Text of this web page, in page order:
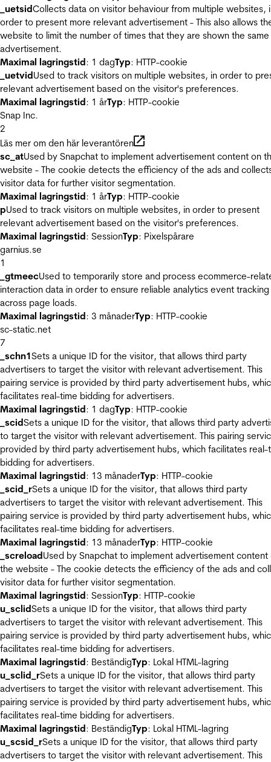
_uetsidCollects data on visitor behaviour from multiple websites,
order to present more relevant advertisement - This also allows
website to limit the number of times that they are shown the same
advertisement.
Maximal lagringstid: 1 dagTyp: HTTP-cookie
_uetvidUsed to track visitors on multiple websites, in order to
relevant advertisement based on the visitor's preferences.
Maximal lagringstid: 1 årTyp: HTTP-cookie
Snap Inc.
2
Läs mer om den här leverantören
sc_atUsed by Snapchat to implement advertisement content on
website - The cookie detects the efficiency of the ads and
visitor data for further visitor segmentation.
Maximal lagringstid: 1 årTyp: HTTP-cookie
pUsed to track visitors on multiple websites, in order to present
relevant advertisement based on the visitor's preferences.
Maximal lagringstid: SessionTyp: Pixelspårare
garnius.se
1
_gtmeecUsed to temporarily store and process ecommerce-
interaction data in order to ensure reliable analytics event tracking
across page loads.
Maximal lagringstid: 3 månaderTyp: HTTP-cookie
sc-static.net
7
_schn1Sets a unique ID for the visitor, that allows third party
advertisers to target the visitor with relevant advertisement. This
pairing service is provided by third party advertisement hubs,
facilitates real-time bidding for advertisers.
Maximal lagringstid: 1 dagTyp: HTTP-cookie
_scidSets a unique ID for the visitor, that allows third party
to target the visitor with relevant advertisement. This pairing
provided by third party advertisement hubs, which facilitates real-
bidding for advertisers.
Maximal lagringstid: 13 månaderTyp: HTTP-cookie
_scid_rSets a unique ID for the visitor, that allows third party
advertisers to target the visitor with relevant advertisement. This
pairing service is provided by third party advertisement hubs,
facilitates real-time bidding for advertisers.
Maximal lagringstid: 13 månaderTyp: HTTP-cookie
_screloadUsed by Snapchat to implement advertisement content
the website - The cookie detects the efficiency of the ads and
visitor data for further visitor segmentation.
Maximal lagringstid: SessionTyp: HTTP-cookie
u_sclidSets a unique ID for the visitor, that allows third party
advertisers to target the visitor with relevant advertisement. This
pairing service is provided by third party advertisement hubs,
facilitates real-time bidding for advertisers.
Maximal lagringstid: BeständigTyp: Lokal HTML-lagring
u_sclid_rSets a unique ID for the visitor, that allows third party
advertisers to target the visitor with relevant advertisement. This
pairing service is provided by third party advertisement hubs,
facilitates real-time bidding for advertisers.
Maximal lagringstid: BeständigTyp: Lokal HTML-lagring
u_scsid_rSets a unique ID for the visitor, that allows third party
advertisers to target the visitor with relevant advertisement. This